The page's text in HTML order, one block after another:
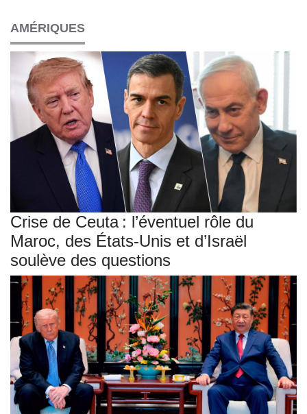
AMÉRIQUES
Crise de Ceuta : l’éventuel rôle du
Maroc, des États-Unis et d’Israël
soulève des questions